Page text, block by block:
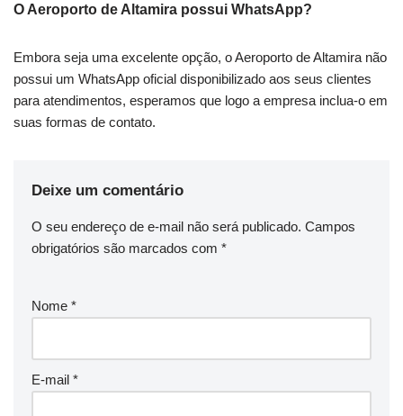
O Aeroporto de Altamira possui WhatsApp?
Embora seja uma excelente opção, o Aeroporto de Altamira não
possui um WhatsApp oficial disponibilizado aos seus clientes
para atendimentos, esperamos que logo a empresa inclua-o em
suas formas de contato.
Deixe um comentário
O seu endereço de e-mail não será publicado. Campos
obrigatórios são marcados com *
Nome *
E-mail *